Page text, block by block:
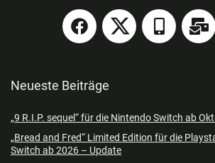
Neueste Beiträge
„9 R.I.P. sequel“ für die Nintendo Switch ab
„Bread and Fred“ Limited Edition für die
Switch ab 2026 – Update